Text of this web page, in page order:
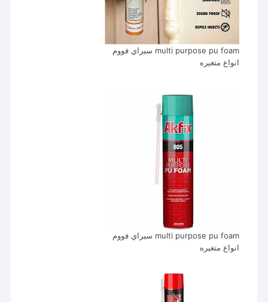
multi purpose pu foam سبراي فووم
انواع متغيره
multi purpose pu foam سبراي فووم
انواع متغيره